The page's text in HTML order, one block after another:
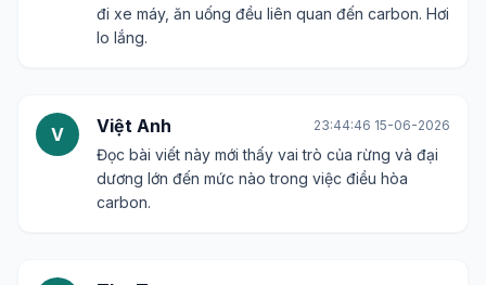
đi xe máy, ăn uống đều liên quan đến carbon. Hơi
lo lắng.
V Việt Anh 23:44:46 15-06-2026
Đọc bài viết này mới thấy vai trò của rừng và đại
dương lớn đến mức nào trong việc điều hòa
carbon.